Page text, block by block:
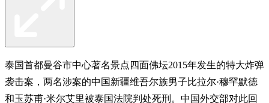
泰国首都曼谷市中心著名景点四面佛坛2015年发生的特大炸弹
袭击案，两名涉案的中国新疆维吾尔族男子比拉尔·穆罕默德
和玉苏甫·米尔艾里被泰国法院判处死刑。中国外交部对此回